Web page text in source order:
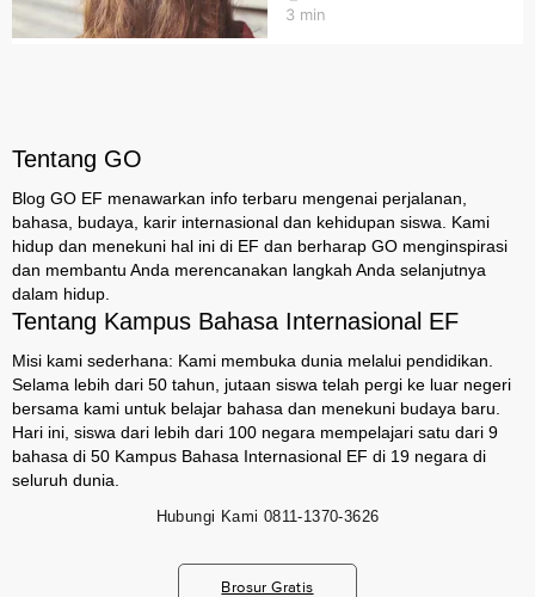
3 min
Tentang GO
Blog GO EF menawarkan info terbaru mengenai perjalanan,
bahasa, budaya, karir internasional dan kehidupan siswa. Kami
hidup dan menekuni hal ini di EF dan berharap GO menginspirasi
dan membantu Anda merencanakan langkah Anda selanjutnya
dalam hidup.
Tentang Kampus Bahasa Internasional EF
Misi kami sederhana: Kami membuka dunia melalui pendidikan.
Selama lebih dari 50 tahun, jutaan siswa telah pergi ke luar negeri
bersama kami untuk belajar bahasa dan menekuni budaya baru.
Hari ini, siswa dari lebih dari 100 negara mempelajari satu dari 9
bahasa di 50 Kampus Bahasa Internasional EF di 19 negara di
seluruh dunia.
Hubungi Kami 0811-1370-3626
Brosur Gratis